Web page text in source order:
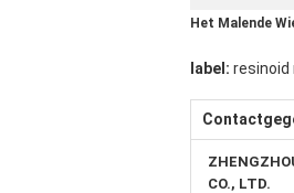
Het Malende
label: resinoid
CO., LTD.